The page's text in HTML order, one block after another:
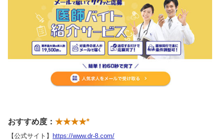
おすすめ度： ★★★★*
【公式サイト】 https://www.dr-8.com/